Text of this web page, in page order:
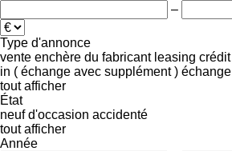
–
Type d'annonce
vente enchère du fabricant leasing crédit
in ( échange avec supplément ) échange
tout afficher
État
neuf d'occasion accidenté
tout afficher
Année